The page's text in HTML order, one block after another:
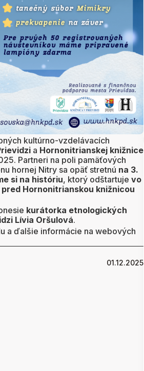
kultúrno-vzdelávacích
a Hornonitrianskej knižnice
Partneri na poli pamäťových
hornej Nitry sa opäť stretnú na 3.
si na históriu, ktorý odštartuje vo
Hornonitrianskou knižnicou
kurátorka etnologických
Lívia Oršulová.
a ďalšie informácie na webových
01.12.2025